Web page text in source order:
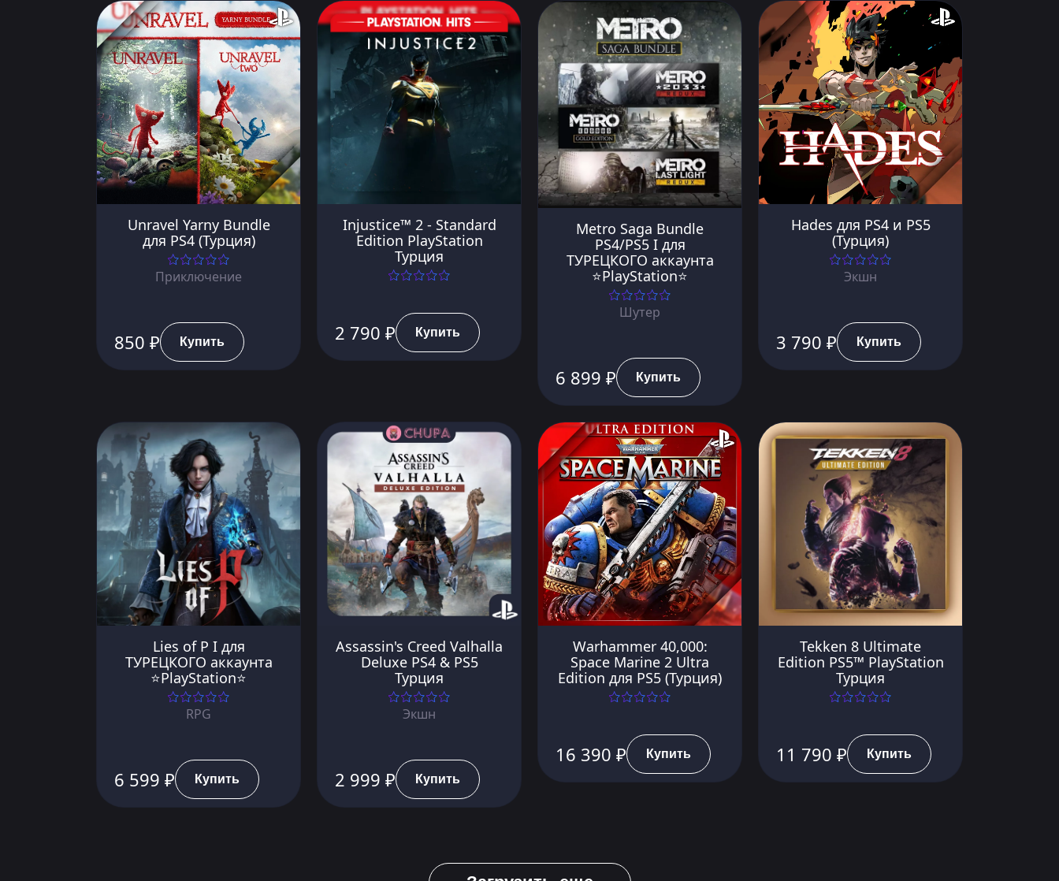
Unravel Yarny Bundle
для PS4 (Турция)
Приключение
850 ₽ Купить
Injustice™ 2 - Standard
Edition PlayStation
Турция
2 790 ₽ Купить
Metro Saga Bundle
PS4/PS5 I для
ТУРЕЦКОГО аккаунта
⭐PlayStation⭐
Шутер
6 899 ₽ Купить
Hades для PS4 и PS5
(Турция)
Экшн
3 790 ₽ Купить
Lies of P I для
ТУРЕЦКОГО аккаунта
⭐PlayStation⭐
RPG
6 599 ₽ Купить
Assassin's Creed Valhalla
Deluxe PS4 & PS5
Турция
Экшн
2 999 ₽ Купить
Warhammer 40,000:
Space Marine 2 Ultra
Edition для PS5 (Турция)
16 390 ₽ Купить
Tekken 8 Ultimate
Edition PS5™ PlayStation
Турция
11 790 ₽ Купить